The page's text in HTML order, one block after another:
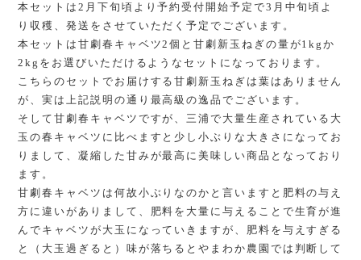
本セットは2月下旬頃より予約受付開始予定で3月中旬頃よ
り収穫、発送をさせていただく予定でございます。
本セットは甘劇春キャベツ2個と甘劇新玉ねぎの量が1kgか
2kgをお選びいただけるようなセットになっております。
こちらのセットでお届けする甘劇新玉ねぎは葉はありません
が、実は上記説明の通り最高級の逸品でございます。
そして甘劇春キャベツですが、三浦で大量生産されている大
玉の春キャベツに比べますと少し小ぶりな大きさになってお
りまして、凝縮した甘みが最高に美味しい商品となっており
ます。
甘劇春キャベツは何故小ぶりなのかと言いますと肥料の与え
方に違いがありまして、肥料を大量に与えることで生育が進
んでキャベツが大玉になっていきますが、肥料を与えすぎる
と（大玉過ぎると）味が落ちるとやまわか農園では判断して